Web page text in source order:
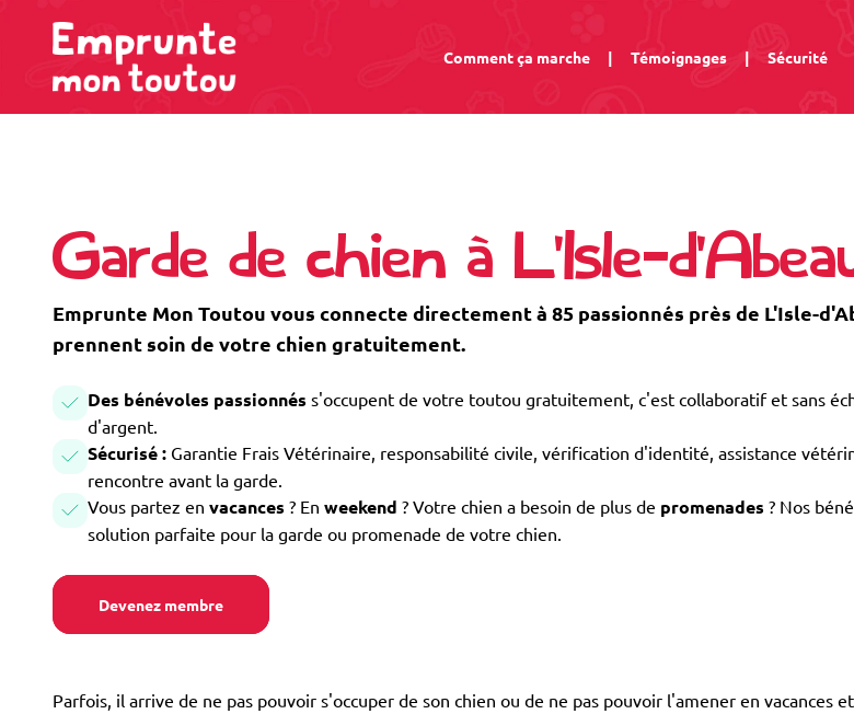
Comment ça marche | Témoignages | Sécurité
Garde de chien à L'Isle-
Emprunte Mon Toutou vous connecte directement à 85 passionnés près de L'Isle-
prennent soin de votre chien gratuitement.
Des bénévoles passionnés s'occupent de votre toutou gratuitement, c'est collaboratif et sans
d'argent.
Sécurisé : Garantie Frais Vétérinaire, responsabilité civile, vérification d'identité, assistance
rencontre avant la garde.
Vous partez en vacances ? En weekend ? Votre chien a besoin de plus de promenades ? Nos
solution parfaite pour la garde ou promenade de votre chien.
Devenez membre
Parfois, il arrive de ne pas pouvoir s'occuper de son chien ou de ne pas pouvoir l'amener en